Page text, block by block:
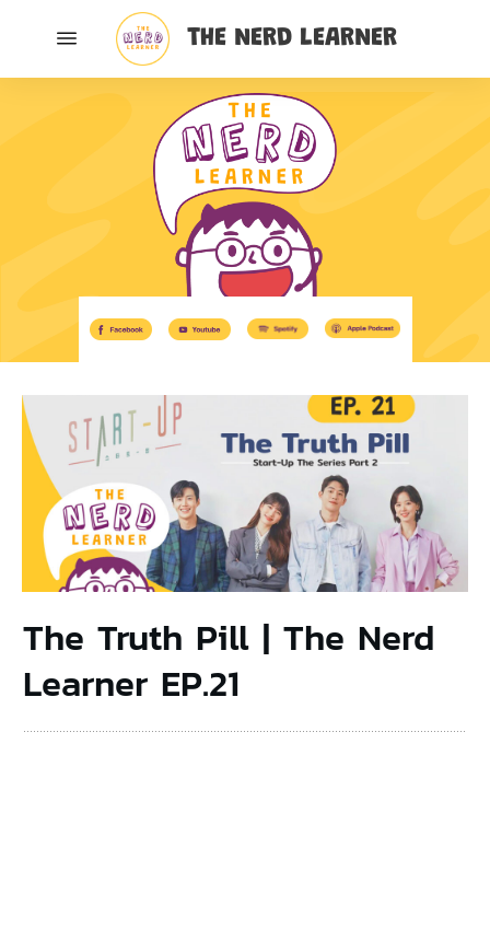
THE NERD LEARNER
The Truth Pill | The Nerd
Learner EP.21